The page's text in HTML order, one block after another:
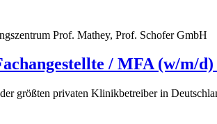
Prof. Mathey, Prof. Schofer GmbH
/ MFA (w/m/
größten privaten Klinikbetreiber in